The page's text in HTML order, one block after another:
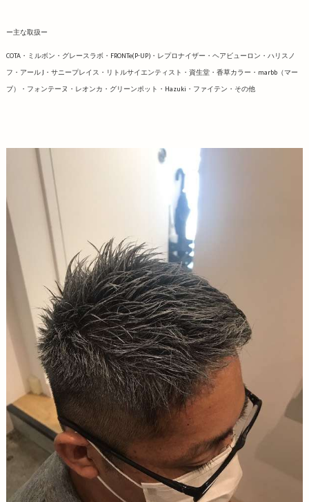
ー主な取扱ー
COTA・ミルボン・グレースラボ・FRONTe(P-UP)・レプロナイザー・ヘアビューロン・ハリスノ
フ・アール J・サニープレイス・リトルサイエンティスト・資生堂・香草カラー・marbb（マー
ブ）・フォンテーヌ・レオンカ・グリーンポット・Hazuki・ファイテン・その他